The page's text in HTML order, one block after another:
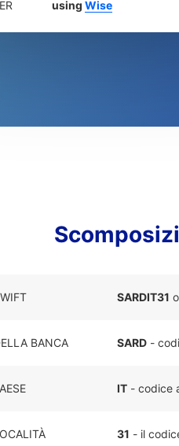
using Wise
SARDIT31
BANCA SARD -
IT - codice
31 - il